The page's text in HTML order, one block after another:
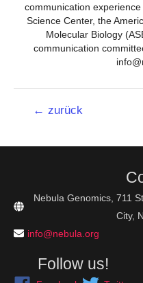
communication
Science Center, the
Molecular Biology
communication
Beitrags-
← zurück
Nebula Genomics, 711
City,
info@nebula.org
Follow us!